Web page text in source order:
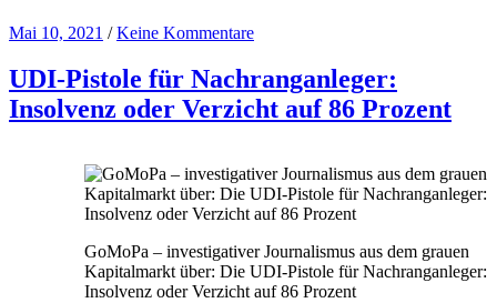
Mai 10, 2021 / Keine Kommentare
UDI-Pistole für Nachranganleger:
Insolvenz oder Verzicht auf 86 Prozent
GoMoPa – investigativer Journalismus aus dem grauen
Kapitalmarkt über: Die UDI-Pistole für Nachranganleger:
Insolvenz oder Verzicht auf 86 Prozent